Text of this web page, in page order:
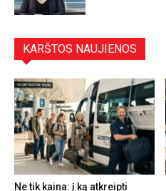
KARŠTOS NAUJIENOS
Ne tik kaina: į ką atkreipti